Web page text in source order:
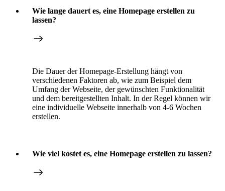
Wie lange dauert es, eine Homepage erstellen zu
lassen?
Die Dauer der Homepage-Erstellung hängt von
verschiedenen Faktoren ab, wie zum Beispiel dem
Umfang der Webseite, der gewünschten Funktionalität
und dem bereitgestellten Inhalt. In der Regel können wir
eine individuelle Webseite innerhalb von 4-6 Wochen
erstellen.
Wie viel kostet es, eine Homepage erstellen zu lassen?